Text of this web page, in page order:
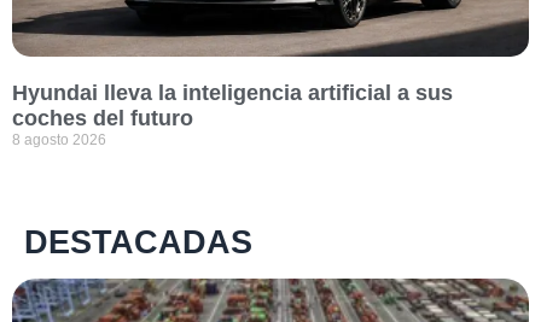
Hyundai lleva la inteligencia artificial a sus
coches del futuro
8 agosto 2026
DESTACADAS